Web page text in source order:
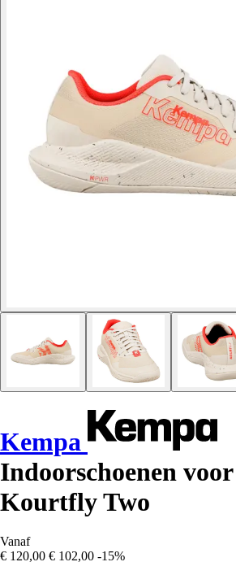
Kempa
Indoorschoenen
Kourtfly Two
Vanaf
€ 120,00 € 102,00 -15%